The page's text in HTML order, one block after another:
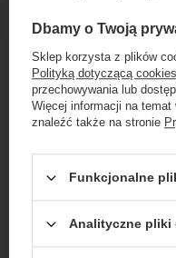
Marka
Seria
Gwarancja
Stan
Dołącz do
Zgarnij jako
rabatach
...lub
przy
50
Rabat 50 zł przy
Dbamy o Twoją
Sklep korzysta z plików
Polityką dotyczącą cookies
przechowywania lub
Więcej informacji na
znaleźć także na stronie
Funkcjonalne
Analityczne pliki